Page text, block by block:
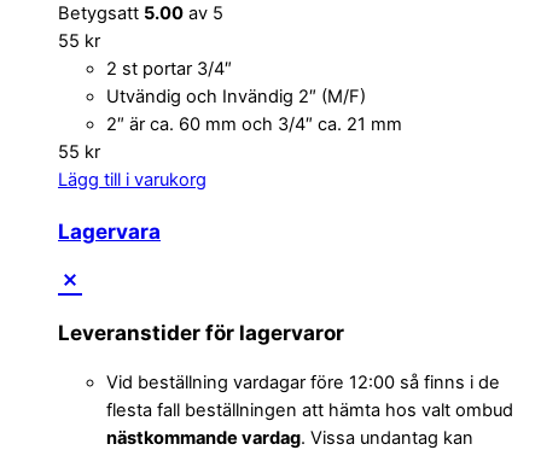
Betygsatt 5.00 av 5
55 kr
2 st portar 3/4″
Utvändig och Invändig 2″ (M/F)
2″ är ca. 60 mm och 3/4″ ca. 21 mm
55 kr
Lägg till i varukorg
Lagervara
Leveranstider för lagervaror
Vid beställning vardagar före 12:00 så finns i de
flesta fall beställningen att hämta hos valt ombud
nästkommande vardag. Vissa undantag kan